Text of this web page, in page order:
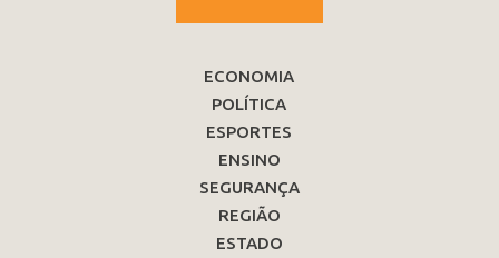
ECONOMIA
POLÍTICA
ESPORTES
ENSINO
SEGURANÇA
REGIÃO
ESTADO